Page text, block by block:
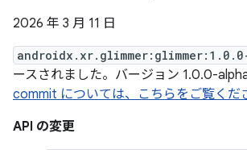
2026 年 3 月 11 日
ースされました。バージョン 1.0.0-
commit については、こちらをご覧くだ
API の変更